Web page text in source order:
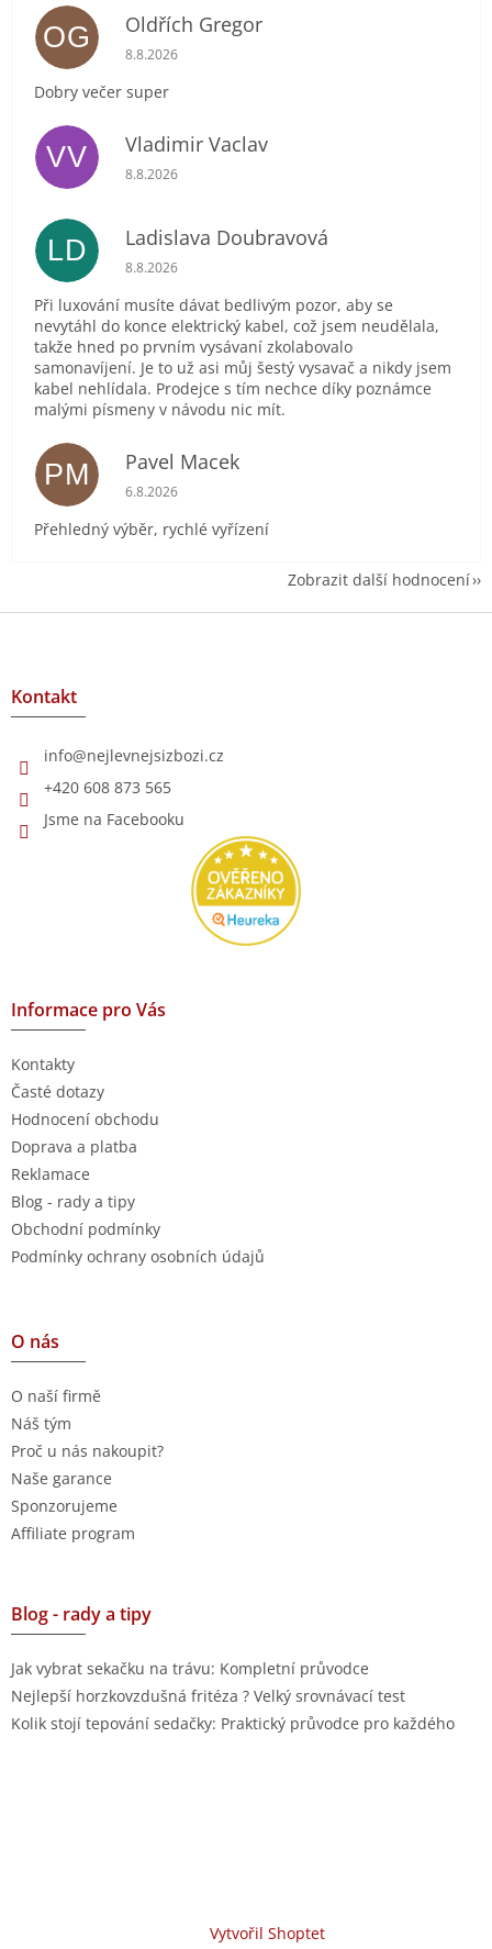
OG Oldřích Gregor
Hodnocení obchodu je 5 z 5 hvězdiček.
8.8.2026
Dobry večer super
VV Vladimir Vaclav
Hodnocení obchodu je 5 z 5 hvězdiček.
8.8.2026
LD Ladislava Doubravová
Hodnocení obchodu je 2 z 5 hvězdiček.
8.8.2026
Při luxování musíte dávat bedlivým pozor, aby se
nevytáhl do konce elektrický kabel, což jsem neudělala,
takže hned po prvním vysávaní zkolabovalo
samonavíjení. Je to už asi můj šestý vysavač a nikdy jsem
kabel nehlídala. Prodejce s tím nechce díky poznámce
malými písmeny v návodu nic mít.
PM Pavel Macek
Hodnocení obchodu je 5 z 5 hvězdiček.
6.8.2026
Přehledný výběr, rychlé vyřízení
Zobrazit další hodnocení
Z
Kontakt
info@nejlevnejsizbozi.cz
+420 608 873 565
Jsme na Facebooku
Informace pro Vás
Kontakty
Časté dotazy
Hodnocení obchodu
Doprava a platba
Reklamace
Blog - rady a tipy
Obchodní podmínky
Podmínky ochrany osobních údajů
O nás
O naší firmě
Náš tým
Proč u nás nakoupit?
Naše garance
Sponzorujeme
Affiliate program
Blog - rady a tipy
Jak vybrat sekačku na trávu: Kompletní průvodce
Nejlepší horzkovzdušná fritéza ? Velký srovnávací test
Kolik stojí tepování sedačky: Praktický průvodce pro každého
Vytvořil Shoptet